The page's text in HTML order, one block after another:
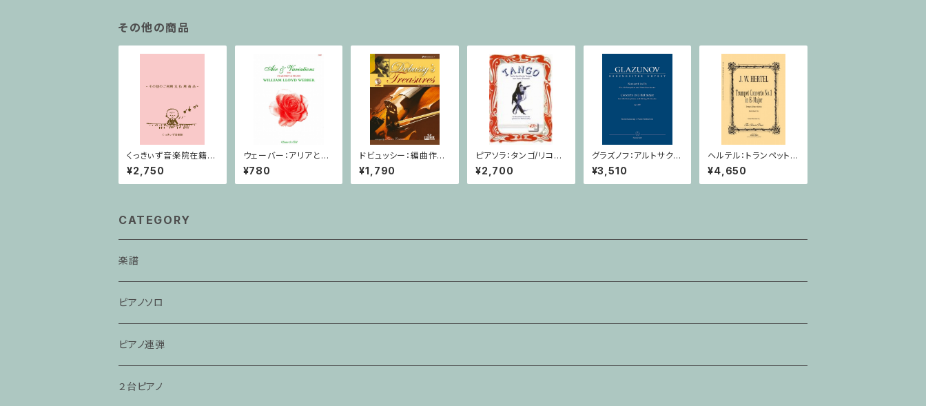
その他の商品
くっきぃず音楽院在籍
者 その他のご利用支
払用商品 ワニくんの
キーボード
¥2,750
ウェーバー：アリアと変
奏/クラリネット・ピアノ
¥780
ドビュッシー：編曲作品
集CD付 / ヴァイオリ
ン・ピアノ
¥1,790
ピアソラ：タンゴ/リコー
ダー四重奏
¥2,700
グラズノフ：アルトサクソ
フォーンと弦楽オーケス
トラのための 協奏曲 変
ホ長調 Op. 109 / サク
¥3,510
ヘルテル：トランペット協
奏曲第1番 変ホ長調/
トランペット・ピアノ
¥4,650
CATEGORY
楽譜
ピアノソロ
ピアノ連弾
２台ピアノ